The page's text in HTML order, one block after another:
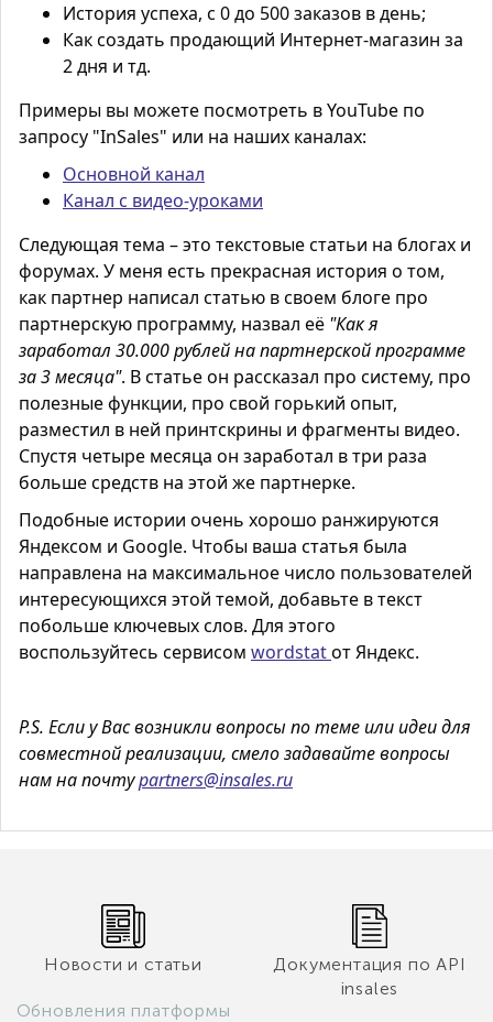
История успеха, с 0 до 500 заказов в день;
Как создать продающий Интернет-магазин за
2 дня и тд.
Примеры вы можете посмотреть вYouTube по
запросу "InSales" или на наших каналах:
Основной канал
Канал с видео-уроками
Следующая тема – это текстовые статьи на блогах и
форумах. У меня есть прекрасная история о том,
как партнер написал статью в своем блоге про
партнерскую программу, назвал её "Как я
заработал 30.000 рублей на партнерской программе
за 3 месяца". В статье он рассказал про систему, про
полезные функции, про свой горький опыт,
разместил в ней принтскрины и фрагменты видео.
Спустя четыре месяца он заработал в три раза
больше средств на этой же партнерке.
Подобные истории очень хорошо ранжируются
Яндексом и Google. Чтобы ваша статья была
направлена на максимальное число пользователей
интересующихся этой темой, добавьте в текст
побольше ключевых слов. Для этого
воспользуйтесь сервисом wordstatот Яндекс.
Р.S. Если у Вас возникли вопросы по теме или идеи для
совместной реализации, смело задавайте вопросы
нам на почтуpartners@insales.ru
Новости и статьи
Обновления платформы
Документация по API
insales